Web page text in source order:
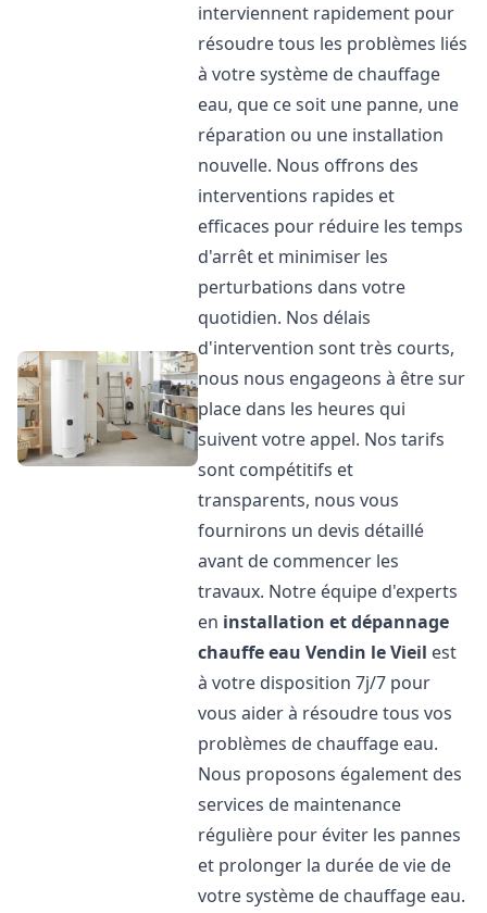
interviennent rapidement pour
résoudre tous les problèmes liés
à votre système de chauffage
eau, que ce soit une panne, une
réparation ou une installation
nouvelle. Nous offrons des
interventions rapides et
efficaces pour réduire les temps
d'arrêt et minimiser les
perturbations dans votre
quotidien. Nos délais
d'intervention sont très courts,
nous nous engageons à être sur
place dans les heures qui
suivent votre appel. Nos tarifs
sont compétitifs et
transparents, nous vous
fournirons un devis détaillé
avant de commencer les
travaux. Notre équipe d'experts
en installation et dépannage
chauffe eau Vendin le Vieil est
à votre disposition 7j/7 pour
vous aider à résoudre tous vos
problèmes de chauffage eau.
Nous proposons également des
services de maintenance
régulière pour éviter les pannes
et prolonger la durée de vie de
votre système de chauffage eau.